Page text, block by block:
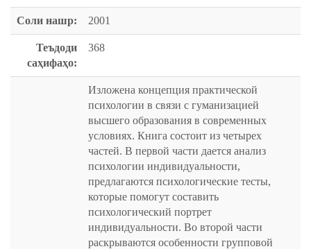
Соли нашр: 2001
Теъдоди
саҳифаҳо:
368
Изложена концепция практической
психологии в связи с гуманизацией
высшего образования в современных
условиях. Книга состоит из четырех
частей. В первой части дается анализ
психологии индивидуальности,
предлагаются психологические тесты,
которые помогут составить
психологический портрет
индивидуальности. Во второй части
раскрываются особенности групповой